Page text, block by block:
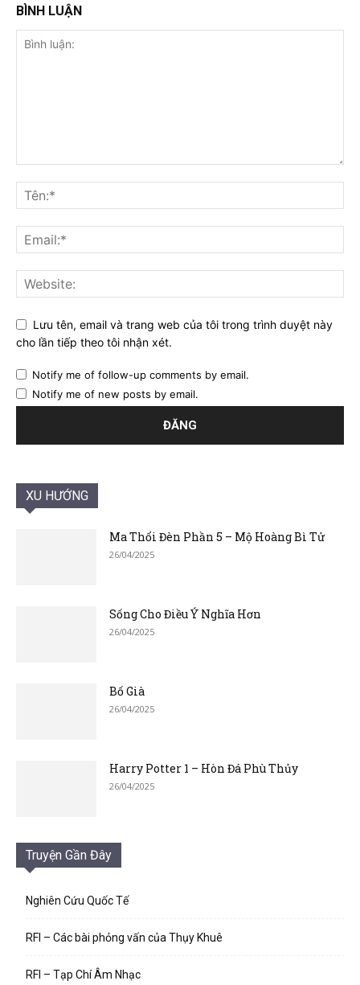
BÌNH LUẬN
Lưu tên, email và trang web của tôi trong trình duyệt này
cho lần tiếp theo tôi nhận xét.
Notify me of follow-up comments by email.
Notify me of new posts by email.
XU HƯỚNG
Ma Thổi Đèn Phần 5 – Mộ Hoàng Bì Tử
26/04/2025
Sống Cho Điều Ý Nghĩa Hơn
26/04/2025
Bố Già
26/04/2025
Harry Potter 1 – Hòn Đá Phù Thủy
26/04/2025
Truyện Gần Đây
Nghiên Cứu Quốc Tế
RFI – Các bài phỏng vấn của Thụy Khuê
RFI – Tạp Chí Âm Nhạc